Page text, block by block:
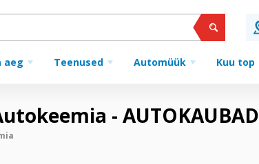
aeg Teenused Automüük Kuu top
- AUTOKAUBAD